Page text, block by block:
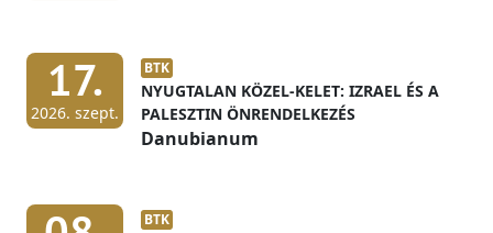
17.
2026. szept.
BTK
NYUGTALAN KÖZEL-KELET: IZRAEL ÉS A
PALESZTIN ÖNRENDELKEZÉS
Danubianum
BTK